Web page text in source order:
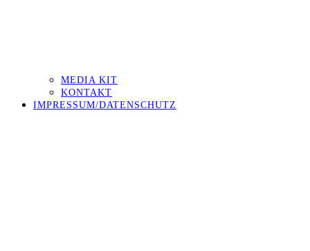
MEDIA KIT
KONTAKT
IMPRESSUM/DATENSCHUTZ